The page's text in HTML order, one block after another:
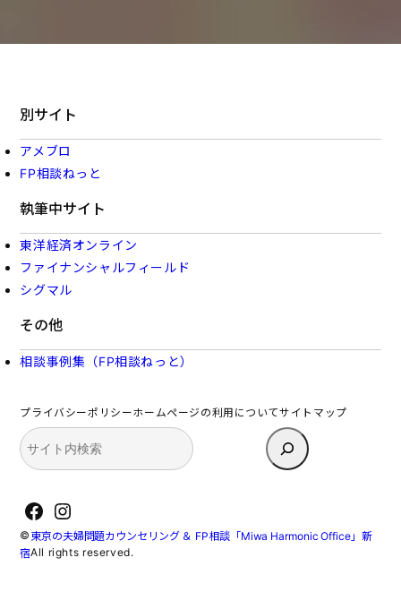
別サイト
アメブロ
FP相談ねっと
執筆中サイト
東洋経済オンライン
ファイナンシャルフィールド
シグマル
その他
相談事例集（FP相談ねっと）
プライバシーポリシーホームページの利用についてサイトマップ
検
索
Facebook
Instagram
© 東京の夫婦問題カウンセリング ＆ FP相談「Miwa Harmonic Office」新
宿All rights reserved.